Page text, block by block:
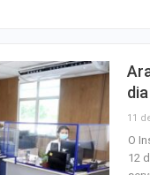
11
O
12